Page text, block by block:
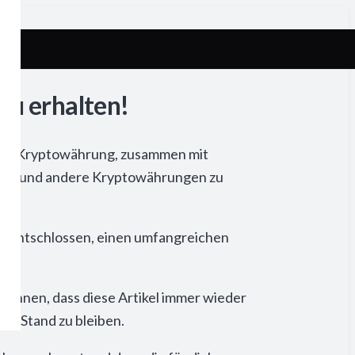
erhalten!
Kryptowährung, zusammen mit
und andere Kryptowährungen zu
entschlossen, einen umfangreichen
dass diese Artikel immer wieder
Stand zu bleiben.